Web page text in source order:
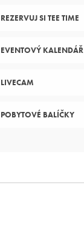
REZERVUJ SI TEE TIME
EVENTOVÝ KALENDÁŘ
LIVECAM
POBYTOVÉ BALÍČKY